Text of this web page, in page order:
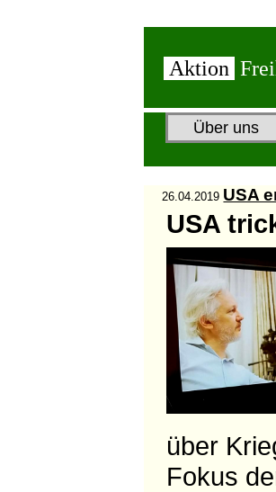
Aktion
Über uns
26.04.2019 USA
USA
über
Fokus